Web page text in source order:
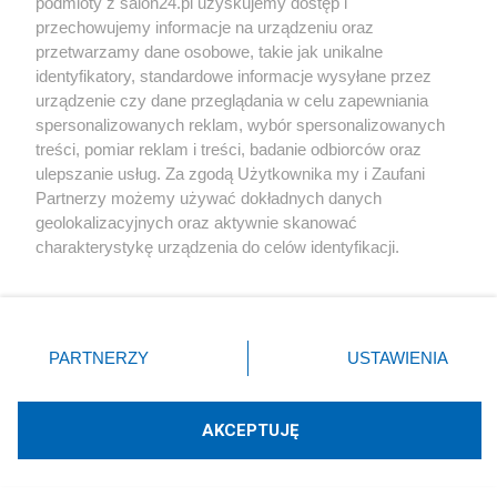
O mnie
Marek Sikorski.
Tu publikuję artykuły "pro publico bono". Link mojego
kanału na YouTube:
Marek SikorskiLink mojej strony
internetowej:Marek Sikorski i jego książki . Polecam moją
stronę internetową o Valletcie: Valletta. Skarby i
Udostępnij Udostępnij
przechowujemy informacje na urządzeniu oraz
przetwarzamy dane osobowe, takie jak unikalne
identyfikatory, standardowe informacje wysyłane przez
urządzenie czy dane przeglądania w celu zapewniania
spersonalizowanych reklam, wybór spersonalizowanych
treści, pomiar reklam i treści, badanie odbiorców oraz
ulepszanie usług. Za zgodą Użytkownika my i Zaufani
Partnerzy możemy używać dokładnych danych
geolokalizacyjnych oraz aktywnie skanować
charakterystykę urządzenia do celów identyfikacji.
zmienić/wycofać klikając przycisk ustawień prywatności
znajdujący się w lewym dolnym rogu strony
rodzaje przetwarzania danych nie wymagają zgody
użytkownika, ale masz prawo sprzeciwić się takiemu
PARTNERZY USTAWIENIA
AKCEPTUJĘ